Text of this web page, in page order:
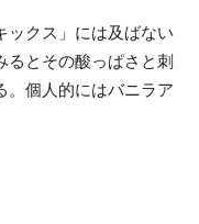
ックス」には及ばない
るとその酸っぱさと刺
。個人的にはバニラア